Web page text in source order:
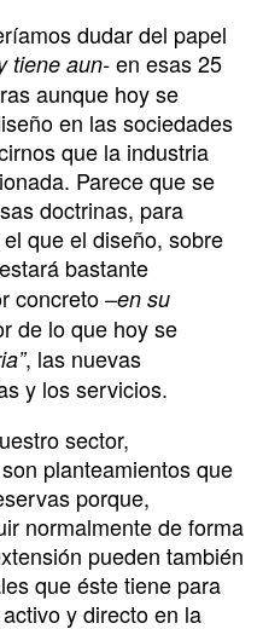
dudar del papel
tiene aun- en esas 25
aunque hoy se
en las sociedades
que la industria
Parece que se
doctrinas, para
que el diseño, sobre
bastante
concreto –en su
de lo que hoy se
, las nuevas
y los servicios.
sector,
planteamientos que
porque,
normalmente de forma
pueden también
que éste tiene para
y directo en la